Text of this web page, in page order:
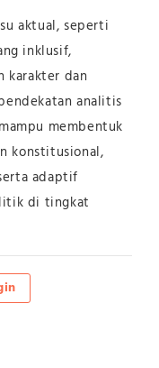
aktual, seperti
inklusif,
karakter dan
analitis
membentuk
konstitusional,
adaptif
di tingkat